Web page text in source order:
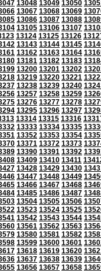
13048 13049 13050
13067 13068 13069
13086 13087 13088
13105 13106 13107
13124 13125 13126
13143 13144 13145
13162 13163 13164
13181 13182 13183
13200 13201 13202
13219 13220 13221
13238 13239 13240
13257 13258 13259
13276 13277 13278
13295 13296 13297
13314 13315 13316
13333 13334 13335
13352 13353 13354
13371 13372 13373
13390 13391 13392
13409 13410 13411
13428 13429 13430
13447 13448 13449
13466 13467 13468
13485 13486 13487
13504 13505 13506
13523 13524 13525
13542 13543 13544
13561 13562 13563
13580 13581 13582
13599 13600 13601
13618 13619 13620
13637 13638 13639
13656 13657 13658